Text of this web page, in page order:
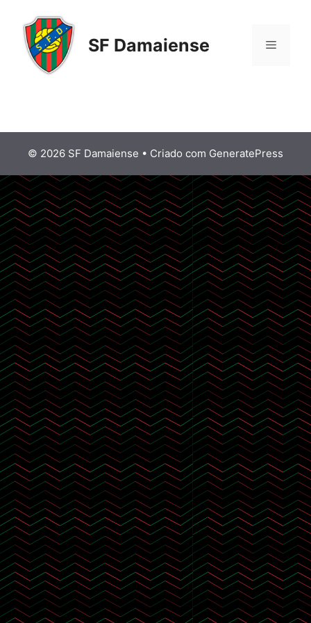
SF Damaiense
© 2026 SF Damaiense • Criado com GeneratePress